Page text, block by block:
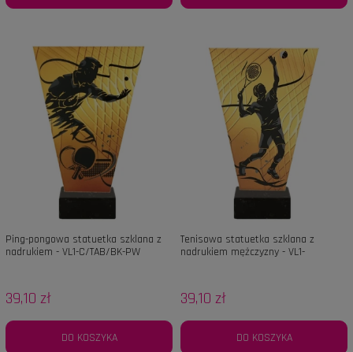
Ping-pongowa statuetka szklana z
nadrukiem - VL1-C/TAB/BK-PW
39,10 zł
DO KOSZYKA
Tenisowa statuetka szklana z
nadrukiem mężczyzny - VL1-
39,10 zł
DO KOSZYKA